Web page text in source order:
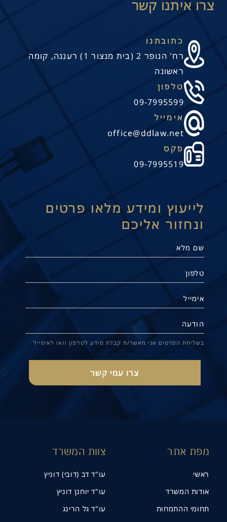
כתובתנו
רח' הנופר 2 (בית מנצור 1) רעננה, קומה
ראשונה
טלפון
09-7995599
אימייל
office@ddlaw.net
פקס
09-7995519
לייעוץ ומידע מלאו פרטים
ונחזור אליכם
בשליחת הפרטים אני מאשר/ת קבלת מידע לטלפון ו/או לאימייל
מפת אתר
ראשי
אודות המשרד
תחומי ההתמחות
צוות המשרד
עו"ד דב (דובי) דוניץ
עו"ד יוחנן דוניץ
עו"ד גל הרינג